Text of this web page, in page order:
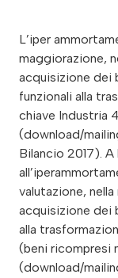
L’iper
maggiorazione,
acquisizione dei
funzionali alla
chiave Industria
(download/
Bilancio 2017).
valutazione,
acquisizione dei
alla
(beni ricompresi
(download/